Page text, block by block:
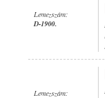
Lemezszám:
D-1900.
Lemezszám: